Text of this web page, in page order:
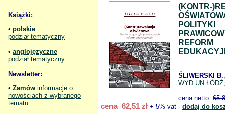
Książki:
• polskie
podział tematyczny
• anglojęzyczne
podział tematyczny
Newsletter:
• Zamów informacje o
nowościach z wybranego
tematu
(KONTR-
POLITYKI
REFORM
ŚLIWERSKI B.
WYD UN ŁÓDŹ
cena netto:
cena 62,51 zł + 5% vat - dodaj do